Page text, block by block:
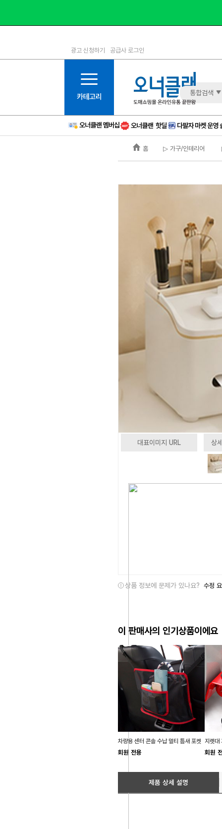
1등급
6등급
11등급
12등급
15등급
16등급
광고 신청하기 공급사 로그인
통합검색
홈 ▷ 가구/인테리어
대표이미지 URL 상
상품 정보에 문제가 있나요? 수정
이 판매사의 인기상품이에요
차량용 센터 콘솔 수납 멀티 틈새 포켓
회원 전용 회원
제품 상세 설명